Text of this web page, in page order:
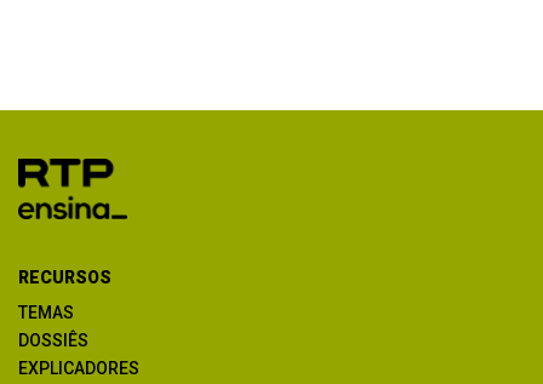
RECURSOS
TEMAS
DOSSIÊS
EXPLICADORES